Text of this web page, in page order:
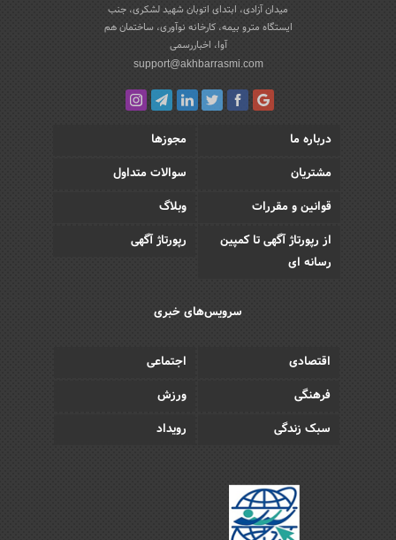
میدان آزادی، ابتدای اتوبان شهید لشکری، جنب
ایستگاه مترو بیمه، کارخانه نوآوری، ساختمان هم
آوا، اخباررسمی
support@akhbarrasmi.com
درباره ما
مجوزها
مشتریان
سوالات متداول
قوانین و مقررات
وبلاگ
از رپورتاژ آگهی تا کمپین
رسانه ای
رپورتاژ آگهی
سرویس‌های خبری
اقتصادی
اجتماعی
فرهنگی
ورزش
سبک زندگی
رویداد